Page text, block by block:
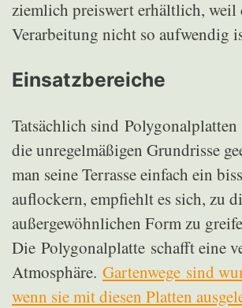
ziemlich preiswert erhältlich, weil
Verarbeitung nicht so aufwendig
Einsatzbereiche
Tatsächlich sind
die unregelmäßigen Grundrisse
man seine Terrasse einfach ein
auflockern, empfiehlt es sich, zu
außergewöhnlichen Form zu
Die Polygonalplatte schafft eine
Atmosphäre. Gartenwege sind
wenn sie mit diesen Platten